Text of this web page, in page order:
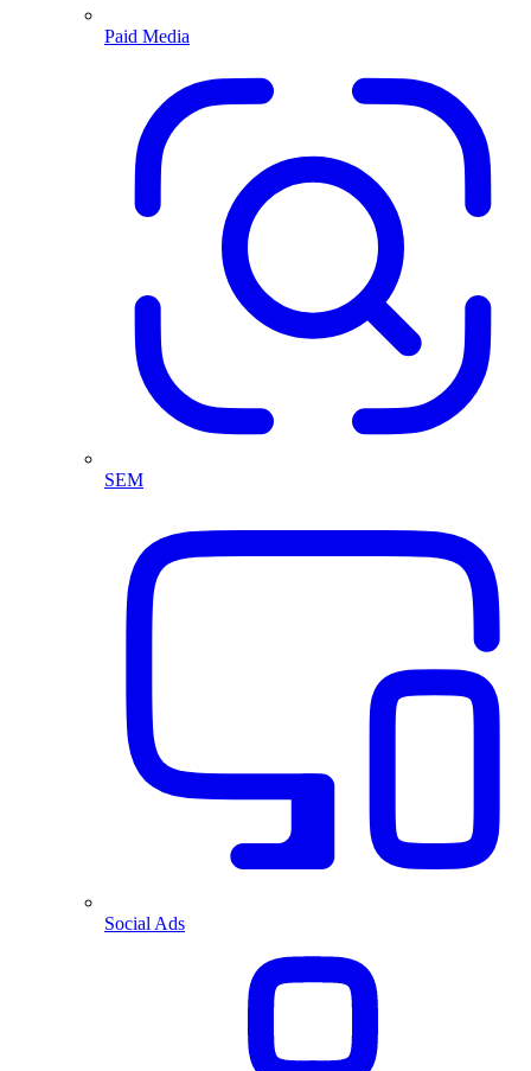
Paid Media
SEM
Social Ads